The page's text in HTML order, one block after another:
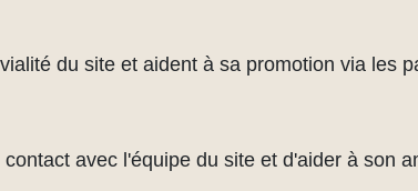
du site et aident à sa promotion via les
avec l'équipe du site et d'aider à son